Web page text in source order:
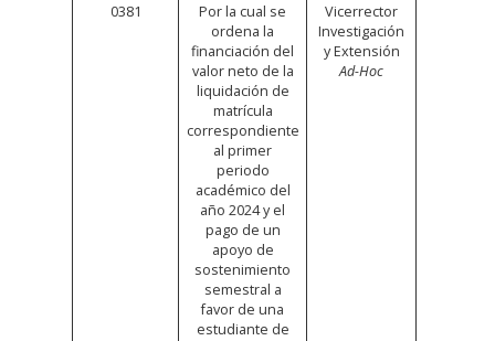
0381
Por la cual se
ordena la
financiación del
valor neto de la
liquidación de
matrícula
correspondiente
al primer
periodo
académico del
año 2024 y el
pago de un
apoyo de
sostenimiento
semestral a
favor de una
estudiante de
Vicerrector
Investigación
y Extensión
Ad-Hoc